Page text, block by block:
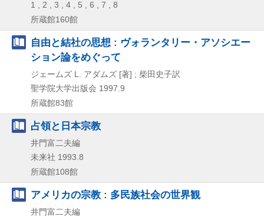
1 , 2 , 3 , 4 , 5 , 6 , 7 , 8
所蔵館160館
自由と結社の思想 : ヴォランタリー・アソシエー
ション論をめぐって
ジェームズ L. アダムズ [著] ; 柴田史子訳
聖学院大学出版会 1997.9
所蔵館83館
占領と日本宗教
井門富二夫編
未来社 1993.8
所蔵館108館
アメリカの宗教 : 多民族社会の世界観
井門富二夫編